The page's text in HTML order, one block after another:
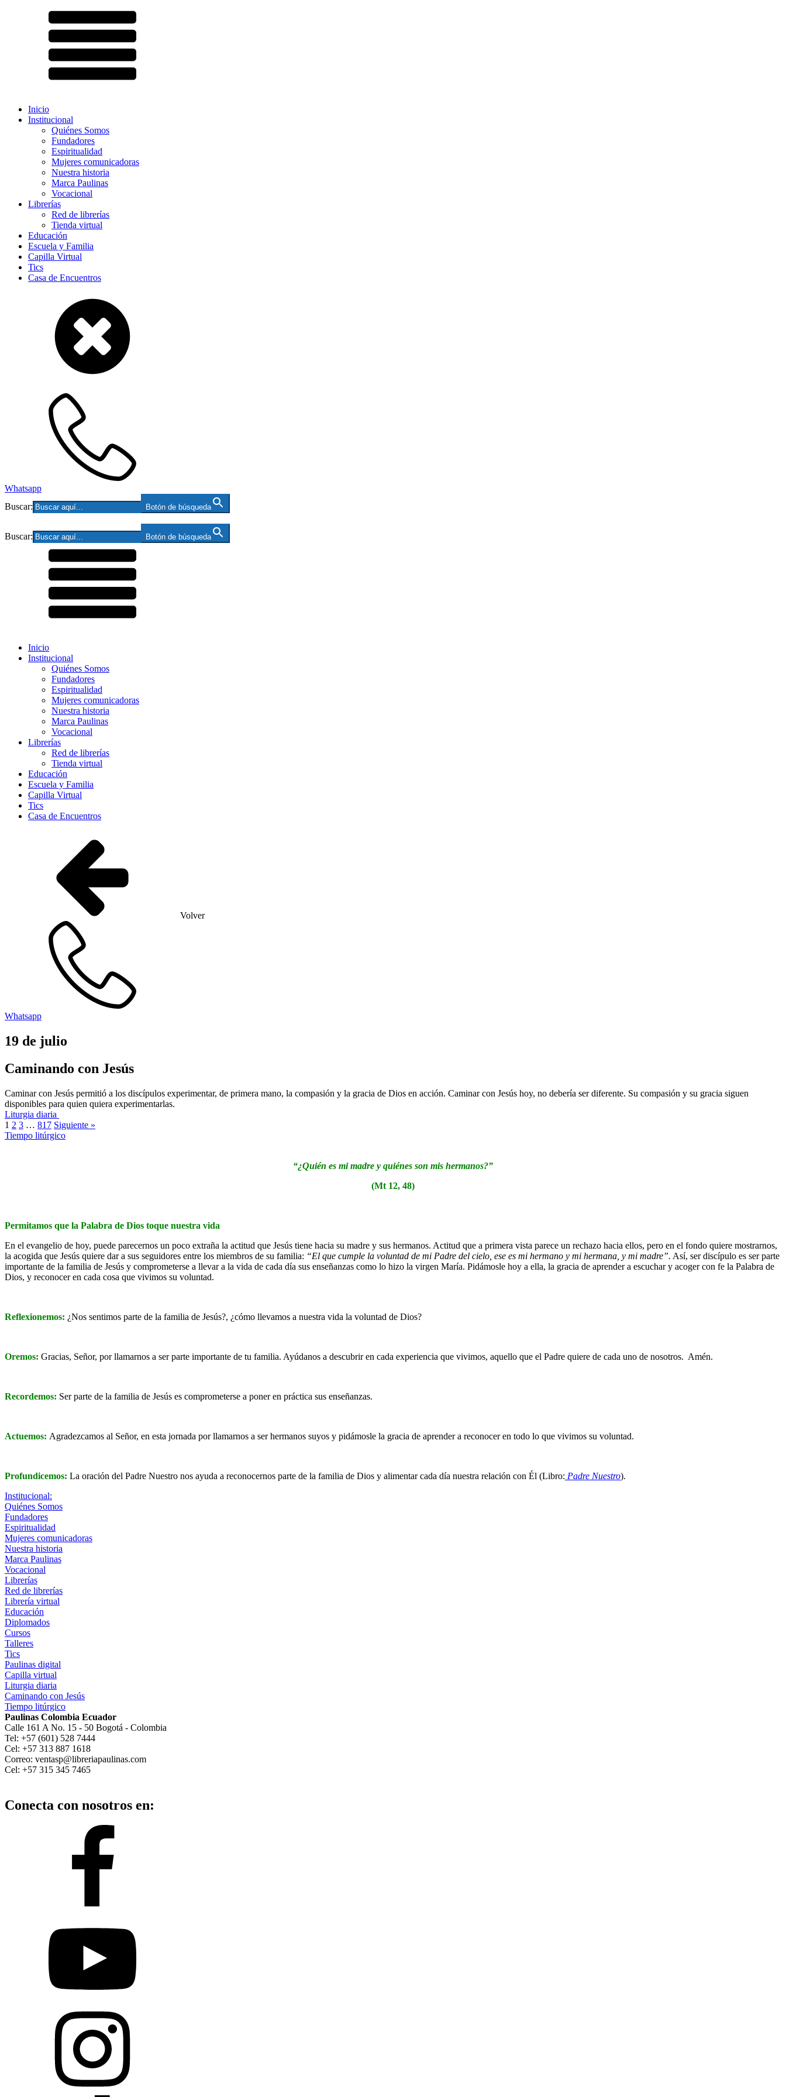
Inicio
Institucional
Quiénes Somos
Fundadores
Espiritualidad
Mujeres comunicadoras
Nuestra historia
Marca Paulinas
Vocacional
Librerías
Red de librerías
Tienda virtual
Educación
Escuela y Familia
Capilla Virtual
Tics
Casa de Encuentros
Whatsapp
Buscar:
Botón de búsqueda
Buscar: Botón de búsqueda
Inicio
Institucional
Quiénes Somos
Fundadores
Espiritualidad
Mujeres comunicadoras
Nuestra historia
Marca Paulinas
Vocacional
Librerías
Red de librerías
Tienda virtual
Educación
Escuela y Familia
Capilla Virtual
Tics
Casa de Encuentros
Volver
Whatsapp
19 de julio
Caminando con Jesús
Caminar con Jesús permitió a los discípulos experimentar, de primera mano, la compasión y la gracia de Dios en acción. Caminar con Jesús hoy, no debería ser diferente. Su compasión y su gracia siguen
disponibles para quien quiera experimentarlas.
Liturgia diaria
1 2 3 … 817 Siguiente »
Tiempo litúrgico
“¿Quién es mi madre y quiénes son mis hermanos?”
(Mt 12, 48)
Permitamos que la Palabra de Dios toque nuestra vida
En el evangelio de hoy, puede parecernos un poco extraña la actitud que Jesús tiene hacia su madre y sus hermanos. Actitud que a primera vista parece un rechazo hacia ellos, pero en el fondo quiere mostrarnos,
la acogida que Jesús quiere dar a sus seguidores entre los miembros de su familia: “El que cumple la voluntad de mi Padre del cielo, ese es mi hermano y mi hermana, y mi madre”. Así, ser discípulo es ser parte
importante de la familia de Jesús y comprometerse a llevar a la vida de cada día sus enseñanzas como lo hizo la virgen María. Pidámosle hoy a ella, la gracia de aprender a escuchar y acoger con fe la Palabra de
Dios, y reconocer en cada cosa que vivimos su voluntad.
Reflexionemos: ¿Nos sentimos parte de la familia de Jesús?, ¿cómo llevamos a nuestra vida la voluntad de Dios?
Oremos: Gracias, Señor, por llamarnos a ser parte importante de tu familia. Ayúdanos a descubrir en cada experiencia que vivimos, aquello que el Padre quiere de cada uno de nosotros. Amén.
Recordemos: Ser parte de la familia de Jesús es comprometerse a poner en práctica sus enseñanzas.
Actuemos: Agradezcamos al Señor, en esta jornada por llamarnos a ser hermanos suyos y pidámosle la gracia de aprender a reconocer en todo lo que vivimos su voluntad.
Profundicemos: La oración del Padre Nuestro nos ayuda a reconocernos parte de la familia de Dios y alimentar cada día nuestra relación con Él (Libro: Padre Nuestro).
Institucional:
Quiénes Somos
Fundadores
Espiritualidad
Mujeres comunicadoras
Nuestra historia
Marca Paulinas
Vocacional
Librerías
Red de librerías
Librería virtual
Educación
Diplomados
Cursos
Talleres
Tics
Paulinas digital
Capilla virtual
Liturgia diaria
Caminando con Jesús
Tiempo litúrgico
Paulinas Colombia Ecuador
Calle 161 A No. 15 - 50 Bogotá - Colombia
Tel: +57 (601) 528 7444
Cel: +57 313 887 1618
Correo: ventasp@libreriapaulinas.com
Cel: +57 315 345 7465
Conecta con nosotros en: